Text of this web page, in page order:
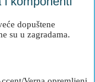
dopuštene
su u zagradama.